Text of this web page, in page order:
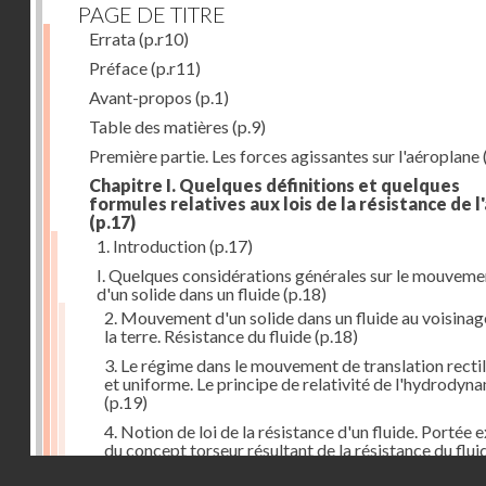
PAGE DE TITRE
Errata(p.r10)
Préface(p.r11)
Avant-propos (p.1)
Table des matières (p.9)
Première partie. Les forces agissantes sur l'aéroplane
Chapitre I. Quelques définitions et quelques
formules relatives aux lois de la résistance de
(p.17)
1. Introduction(p.17)
I. Quelques considérations générales sur le
d'un solide dans un fluide(p.18)
2. Mouvement d'un solide dans un fluide au
la terre. Résistance du fluide(p.18)
3. Le régime dans le mouvement de translation
et uniforme. Le principe de relativité de
(p.19)
4. Notion de loi de la résistance d'un fluide. Portée
du concept torseur résultant de la résistance du